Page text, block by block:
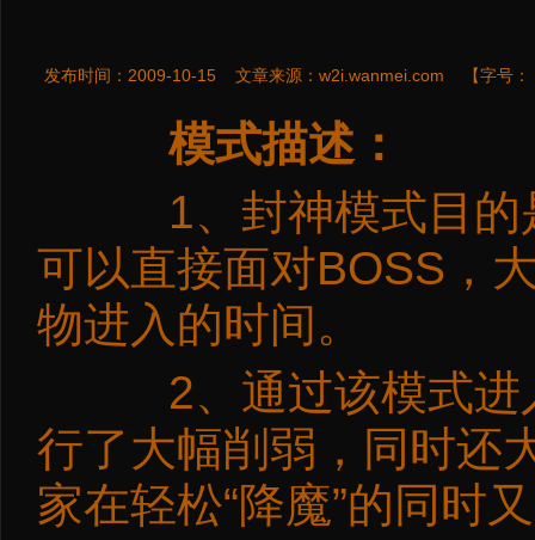
发布时间：2009-10-15 文章来源： w2i.wanmei.com 【字号：
模式描述：
1、封神模式目的
可以直接面对BOSS，
物进入的时间。
2、通过该模式进
行了大幅削弱，同时还
家在轻松“降魔”的同时